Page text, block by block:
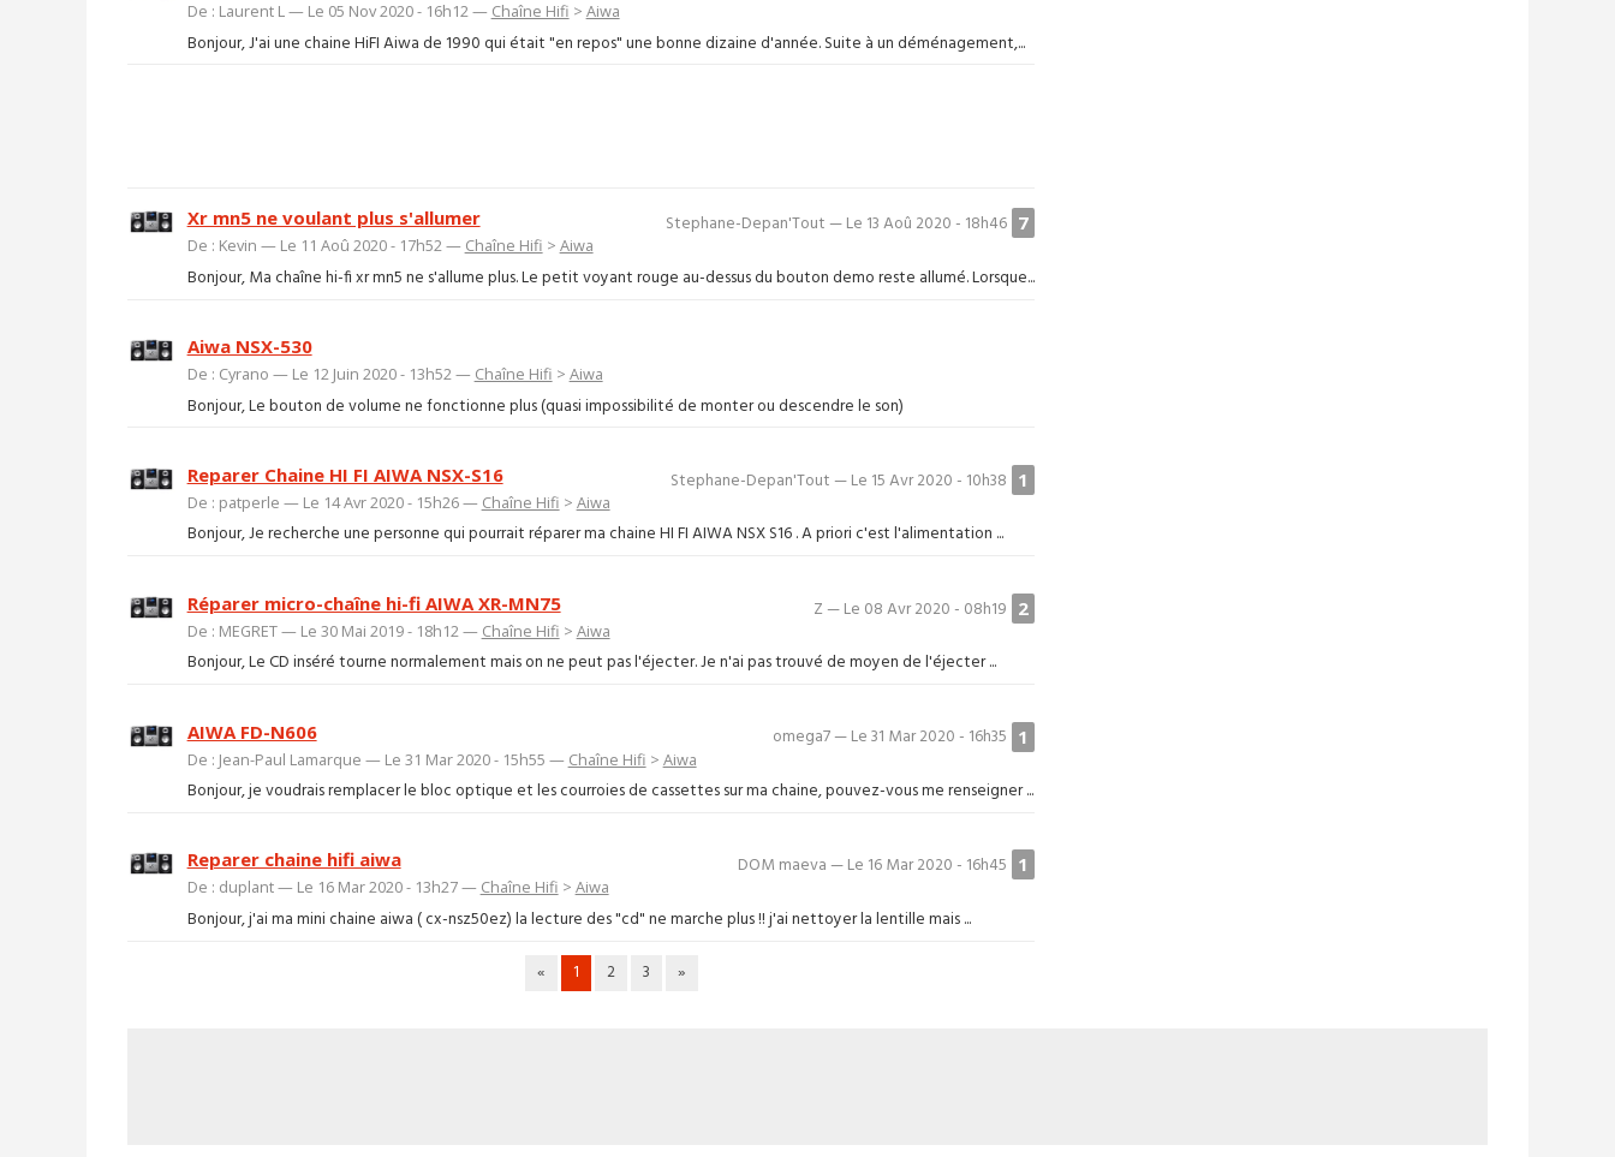
De : Laurent L — Le 05 Nov 2020 - 16h12 — Chaîne Hifi > Aiwa
Bonjour, J'ai une chaine HiFI Aiwa de 1990 qui était "en repos" une bonne dizaine d'année. Suite à un déménagement,...
7
Stephane-Depan'Tout — Le 13 Aoû 2020 - 18h46
Xr mn5 ne voulant plus s'allumer
De : Kevin — Le 11 Aoû 2020 - 17h52 — Chaîne Hifi > Aiwa
Bonjour, Ma chaîne hi-fi xr mn5 ne s'allume plus. Le petit voyant rouge au-dessus du bouton demo reste allumé. Lorsque...
Aiwa NSX-530
De : Cyrano — Le 12 Juin 2020 - 13h52 — Chaîne Hifi > Aiwa
Bonjour, Le bouton de volume ne fonctionne plus (quasi impossibilité de monter ou descendre le son)
1
Stephane-Depan'Tout — Le 15 Avr 2020 - 10h38
Reparer Chaine HI FI AIWA NSX-S16
De : patperle — Le 14 Avr 2020 - 15h26 — Chaîne Hifi > Aiwa
Bonjour, Je recherche une personne qui pourrait réparer ma chaine HI FI AIWA NSX S16 . A priori c'est l'alimentation ...
2
Z — Le 08 Avr 2020 - 08h19
Réparer micro-chaîne hi-fi AIWA XR-MN75
De : MEGRET — Le 30 Mai 2019 - 18h12 — Chaîne Hifi > Aiwa
Bonjour, Le CD inséré tourne normalement mais on ne peut pas l'éjecter. Je n'ai pas trouvé de moyen de l'éjecter ...
1
omega7 — Le 31 Mar 2020 - 16h35
AIWA FD-N606
De : Jean-Paul Lamarque — Le 31 Mar 2020 - 15h55 — Chaîne Hifi > Aiwa
Bonjour, je voudrais remplacer le bloc optique et les courroies de cassettes sur ma chaine, pouvez-vous me renseigner ...
1
DOM maeva — Le 16 Mar 2020 - 16h45
Reparer chaine hifi aiwa
De : duplant — Le 16 Mar 2020 - 13h27 — Chaîne Hifi > Aiwa
Bonjour, j'ai ma mini chaine aiwa ( cx-nsz50ez) la lecture des "cd" ne marche plus !! j'ai nettoyer la lentille mais ...
« 1 2 3 »